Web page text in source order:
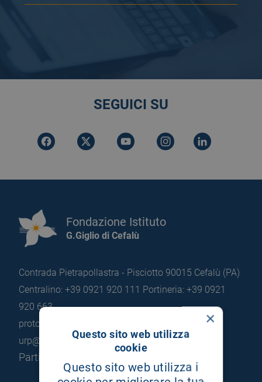
SEGUICI SU
Fondazione Istituto
G.Giglio di Cefalù
Contrada Pietrapollastra - Pisciotto 90015 Cefalù (PA)
Centralino: +39 0921 920 111 Portineria: +39 0921
920 663
protocollo@pec.hsrgiglio.it
urp@hsrgiglio.it
Partita IVA: 05205490823
×
Questo sito web utilizza
cookie
Questo sito web utilizza i